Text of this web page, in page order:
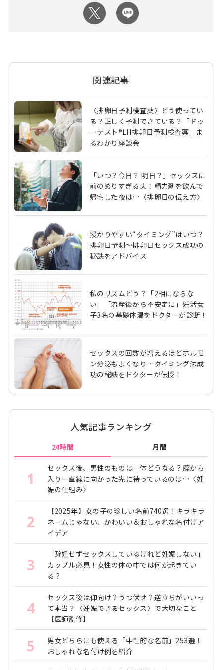
関連記事
〈排卵日予測検査薬〉どう使ってい
る？正しく予測できている？「ドゥ
ーテスト®LH排卵日予測検査薬」ま
るわかり座談会
「いつ？今日？ 明日？」セックスに
前のめりすぎる夫！精力剤を飲んで
帰宅した夜は…〈排卵日の伝え方〉
授かりやすい“タイミング”はいつ？
排卵日予測～排卵日セックス成功の
秘訣をアドバイス
私のリズムどう？「2相にならな
い」「流産後から不安定に」妊活女
子3名の基礎体温をドクターが診断！
セックスの回数が増えるほどホルモ
ン分泌もよくなり…タイミング法成
功の秘訣をドクターが伝授！
人気記事ランキング
24時間 月間
1
セックス後、男性のものは一体どうなる？腟から
入り一直線に向かった先に待っているのは…〈妊
娠の仕組み〉
2
【2025年】女の子の珍しい名前740選！キラキラ
ネームじゃない、かわいい＆おしゃれな名付けア
イデア
3
「避妊せずセックスしているけれど妊娠しない」
カップル必見！女性の体の中では何が起きてい
る？
4
セックス後は仰向け？うつ伏せ？逆立ちがいいっ
て本当？〈妊娠できるセックス〉で大切なこと
【医師監修】
5
男女どちらにも使える「中性的な名前」253選！
おしゃれな名付け例を紹介